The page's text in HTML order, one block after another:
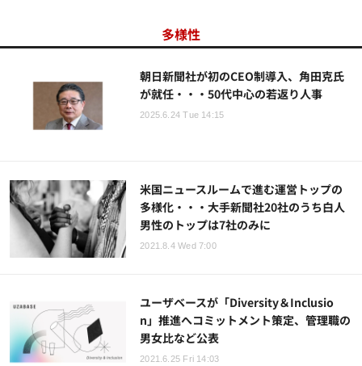
多様性
朝日新聞社が初のCEO制導入、角田克氏
が就任・・・50代中心の若返り人事
2025.6.24 Tue 14:15
米国ニュースルームで進む運営トップの
多様化・・・大手新聞社20社のうち白人
男性のトップは7社のみに
2021.8.4 Wed 7:00
ユーザベースが「Diversity＆Inclusio
n」推進へコミットメント策定、管理職の
男女比など公表
2021.6.25 Fri 14:03